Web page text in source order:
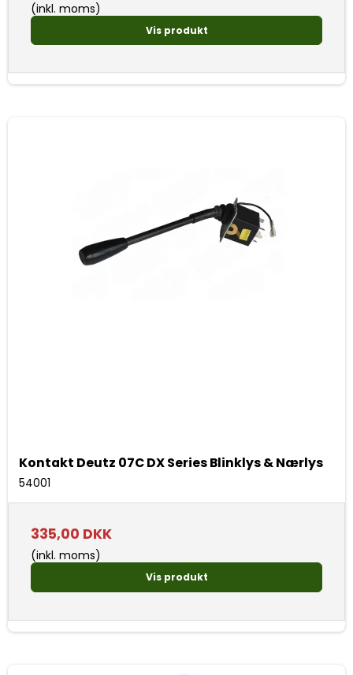
(inkl. moms)
Vis produkt
Kontakt Deutz 07C DX Series Blinklys & Nærlys
54001
335,00 DKK
(inkl. moms)
Vis produkt